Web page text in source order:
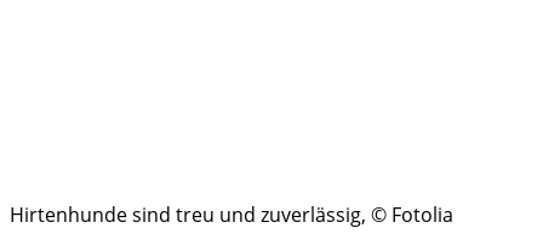
Hirtenhunde sind treu und zuverlässig, © Fotolia